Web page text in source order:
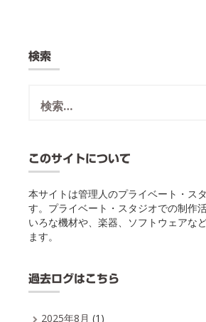
検索
このサイトについて
本サイトは管理人のプライベート・ス
す。プライベート・スタジオでの制作
いろな機材や、楽器、ソフトウェアな
ます。
過去ログはこちら
2025年8月 (1)